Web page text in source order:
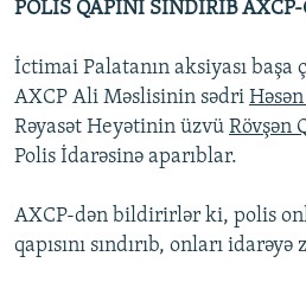
POLİS QAPINI SINDIRIB
İctimai Palatanın aksiyası başa
AXCP Ali Məslisinin sədri
Rəyasət Heyətinin üzvü Rövşən
Polis İdarəsinə aparıblar.
AXCP-dən bildirirlər ki, polis
qapısını sındırıb, onları idarəyə